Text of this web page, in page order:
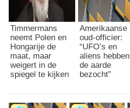
Timmermans
neemt Polen en
Hongarije de
maat, maar
weigert in de
spiegel te kijken
Amerikaanse
oud-officier:
“UFO’s en
aliens hebben
de aarde
bezocht”